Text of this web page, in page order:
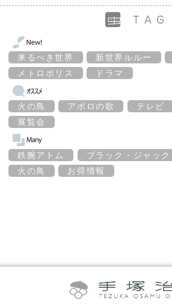
来るべき世界 新世界ルルー
メトロポリス
ドラマ
火の鳥 アポロの歌 テレビ
展覧会
鉄腕アトム ブラック・ジャック
火の鳥
お得情報